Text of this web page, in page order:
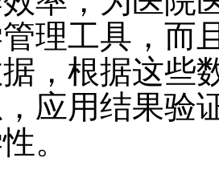
理工具，而
，根据这些
应用结果验
。